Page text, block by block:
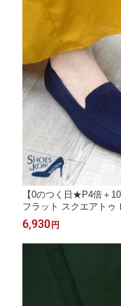
【0のつく日★P4倍＋
フラット スクエアトゥ
[FOO-FP-253-K-4]
6,930円